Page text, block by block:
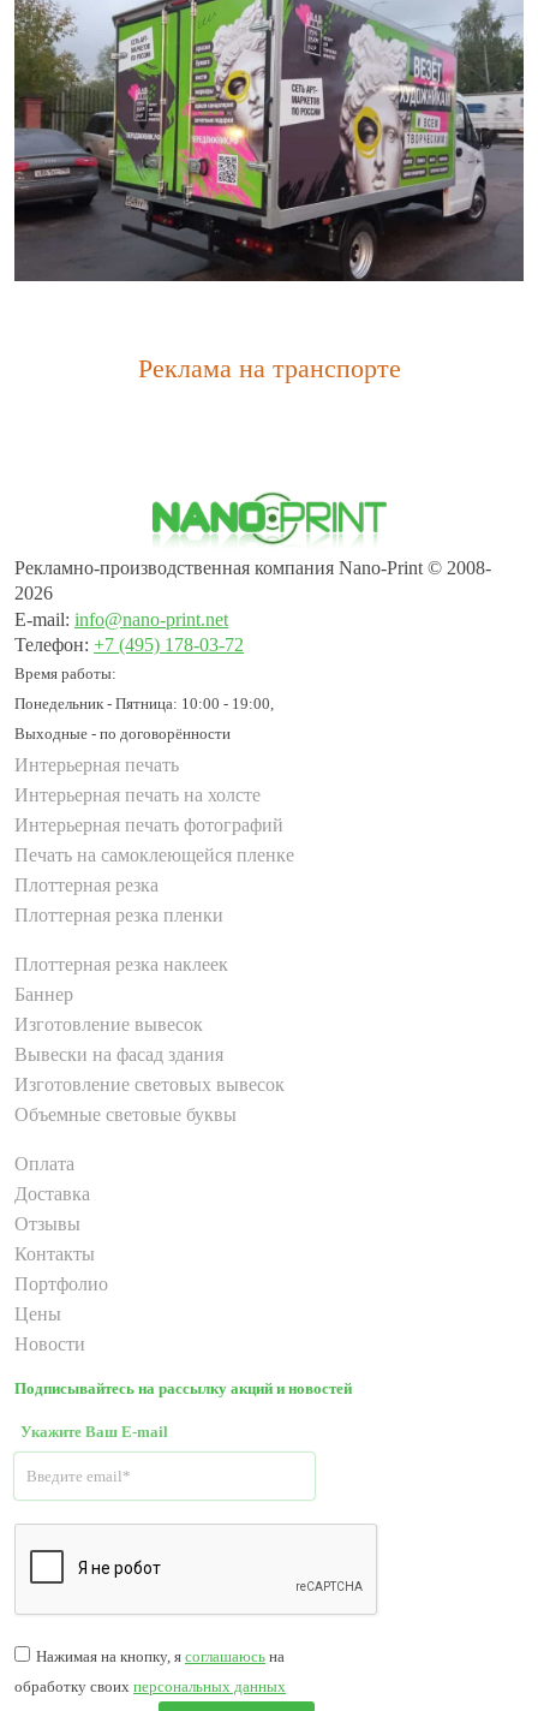
Реклама на транспорте
Рекламно-производственная компания Nano-Print © 2008-
2026
E-mail: info@nano-print.net
Телефон: +7 (495) 178-03-72
Время работы:
Понедельник - Пятница: 10:00 - 19:00,
Выходные - по договорённости
Интерьерная печать
Интерьерная печать на холсте
Интерьерная печать фотографий
Печать на самоклеющейся пленке
Плоттерная резка
Плоттерная резка пленки
Плоттерная резка наклеек
Баннер
Изготовление вывесок
Вывески на фасад здания
Изготовление световых вывесок
Объемные световые буквы
Оплата
Доставка
Отзывы
Контакты
Портфолио
Цены
Новости
Подписывайтесь на рассылку акций и новостей
Укажите Ваш E-mail
Нажимая на кнопку, я соглашаюсь на
обработку своих персональных данных